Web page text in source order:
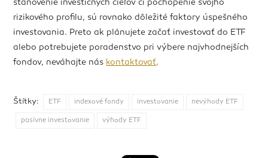
stanovenie investičných cieľov či pochopenie svojho
rizikového profilu, sú rovnako dôležité faktory úspešného
investovania. Preto ak plánujete začať investovať do ETF
alebo potrebujete poradenstvo pri výbere najvhodnejších
fondov, neváhajte nás kontaktovať.
Štítky: ETF indexové fondy investovanie nevýhody ETF
pasívne investovanie výhody ETF